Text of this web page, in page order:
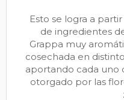
Esto se logra a
de ingredientes
Grappa muy
cosechada en
aportando cada uno
otorgado por las